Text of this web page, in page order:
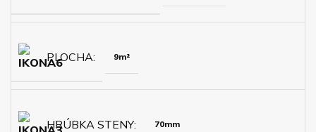
PLOCHA 9m²
HRÚBKA STENY 70mm